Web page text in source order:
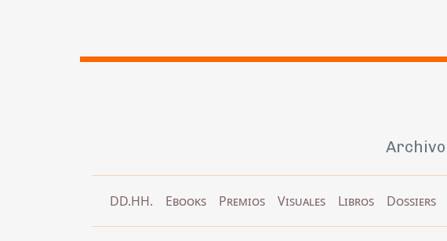
DD.HH. Ebooks Premios Visuales Libros Dossiers